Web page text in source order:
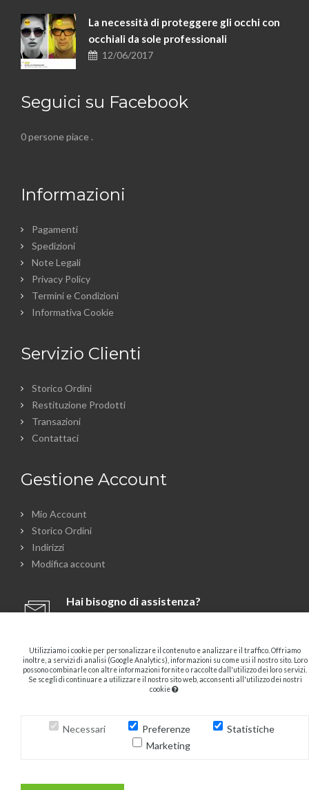
Utilizziamo i cookie per personalizzare il contenuto e analizzare il traffico. Offriamo
inoltre, a servizi di analisi (Google Analytics), informazioni su come usi il nostro sito. Loro
possono combinarle con altre informazioni fornite o raccolte dall'utilizzo dei loro servizi.
Se scegli di continuare a utilizzare il nostro sito web, acconsenti all'utilizzo dei nostri
cookie
Necessari Preferenze
Statistiche
Marketing
La necessità di proteggere gli occhi con
occhiali da sole professionali
12/06/2017
Seguici su Facebook
0 persone piace .
Informazioni
Pagamenti
Spedizioni
Note Legali
Privacy Policy
Termini e Condizioni
Informativa Cookie
Servizio Clienti
Storico Ordini
Restituzione Prodotti
Transazioni
Contattaci
Gestione Account
Mio Account
Storico Ordini
Indirizzi
Modifica account
Hai bisogno di assistenza?
055.587064
328.1015429
Dal Lunedì al Sabato